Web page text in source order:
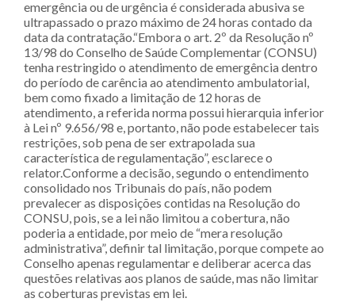
emergência ou de urgência é considerada abusiva se
ultrapassado o prazo máximo de 24 horas contado da
data da contratação.“Embora o art. 2º da Resolução nº
13/98 do Conselho de Saúde Complementar (CONSU)
tenha restringido o atendimento de emergência dentro
do período de carência ao atendimento ambulatorial,
bem como fixado a limitação de 12 horas de
atendimento, a referida norma possui hierarquia inferior
à Lei nº 9.656/98 e, portanto, não pode estabelecer tais
restrições, sob pena de ser extrapolada sua
característica de regulamentação”, esclarece o
relator.Conforme a decisão, segundo o entendimento
consolidado nos Tribunais do país, não podem
prevalecer as disposições contidas na Resolução do
CONSU, pois, se a lei não limitou a cobertura, não
poderia a entidade, por meio de “mera resolução
administrativa”, definir tal limitação, porque compete ao
Conselho apenas regulamentar e deliberar acerca das
questões relativas aos planos de saúde, mas não limitar
as coberturas previstas em lei.